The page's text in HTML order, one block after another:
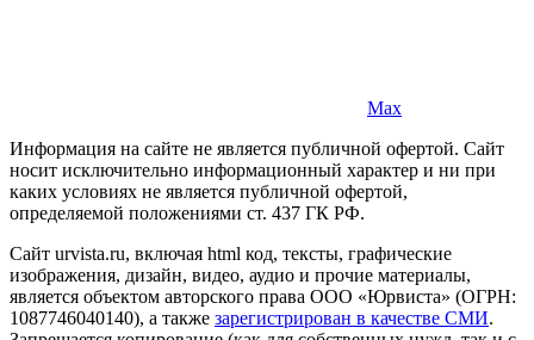
Max
Информация на сайте не является публичной офертой. Cайт
носит исключительно информационный характер и ни при
каких условиях не является публичной офертой,
определяемой положениями ст. 437 ГК РФ.
Сайт urvista.ru, включая html код, тексты, графические
изображения, дизайн, видео­, аудио­ и прочие материалы,
является объектом авторского права ООО «Юрвиста» (ОГРН:
1087746040140), а также зарегистрирован в качестве СМИ.